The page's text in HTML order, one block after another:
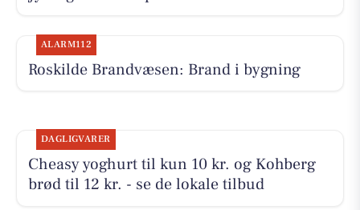
ALARM112
Roskilde Brandvæsen: Brand i bygning
DAGLIGVARER
Cheasy yoghurt til kun 10 kr. og Kohberg
brød til 12 kr. - se de lokale tilbud